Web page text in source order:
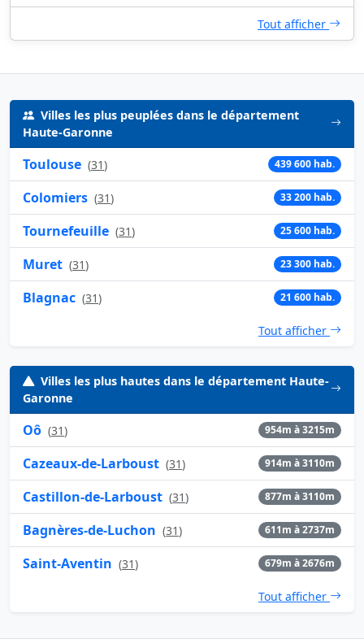
Tout afficher
Villes les plus peuplées dans le département
Haute-Garonne
Toulouse (31) 439 600 hab.
Colomiers (31) 33 200 hab.
Tournefeuille (31) 25 600 hab.
Muret (31) 23 300 hab.
Blagnac (31) 21 600 hab.
Tout afficher
Villes les plus hautes dans le département Haute-
Garonne
Oô (31) 954m à 3215m
Cazeaux-de-Larboust (31) 914m à 3110m
Castillon-de-Larboust (31) 877m à 3110m
Bagnères-de-Luchon (31) 611m à 2737m
Saint-Aventin (31) 679m à 2676m
Tout afficher